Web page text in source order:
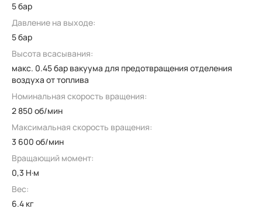
5 бар
Давление на выходе:
5 бар
Высота всасывания:
макс. 0.45 бар вакуума для предотвращения отделения
воздуха от топлива
Номинальная скорость вращения:
2 850 об/мин
Максимальная скорость вращения:
3 600 об/мин
Вращающий момент:
0,3 Н·м
Вес:
6.4 кг